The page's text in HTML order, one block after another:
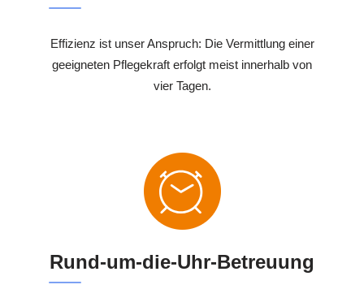
Effizienz ist unser Anspruch: Die Vermittlung einer
geeigneten Pflegekraft erfolgt meist innerhalb von
vier Tagen.
Rund-um-die-Uhr-Betreuung